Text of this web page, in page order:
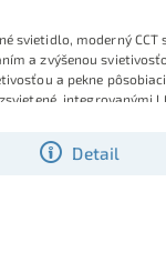
Detail
svietidlo, moderný
a zvýšenou
a pekne
integrovanými